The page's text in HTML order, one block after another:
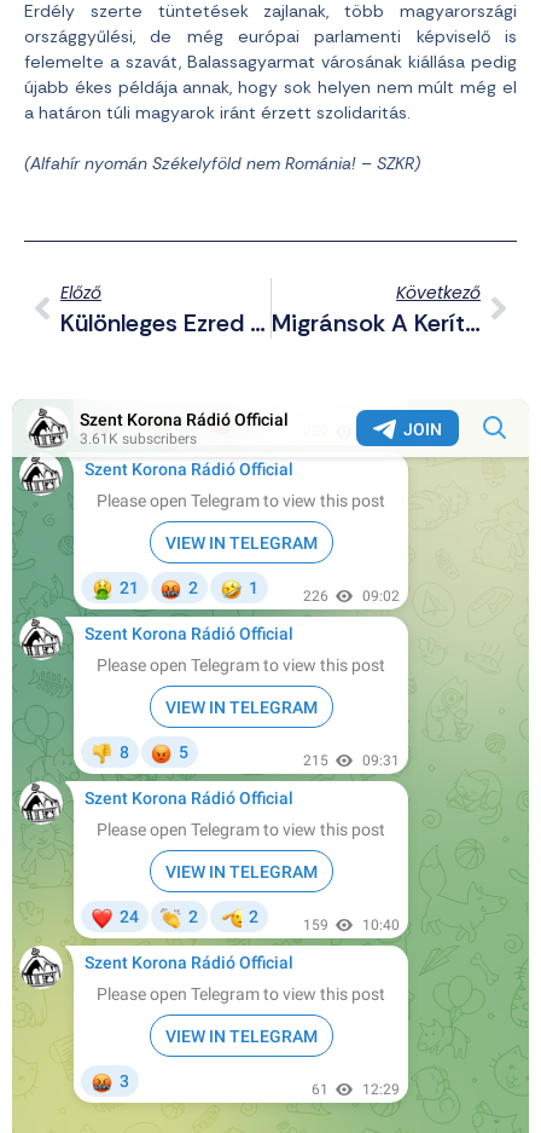
Erdély szerte tüntetések zajlanak, több magyarországi
országgyűlési, de még európai parlamenti képviselő is
felemelte a szavát, Balassagyarmat városának kiállása pedig
újabb ékes példája annak, hogy sok helyen nem múlt még el
a határon túli magyarok iránt érzett szolidaritás.
(Alfahír nyomán Székelyföld nem Románia! – SZKR)
Előző
Különleges Ezred = Amerikai Ezred
Következő
Migránsok A Kerítésnél – Keresik A Gyenge Pontokat